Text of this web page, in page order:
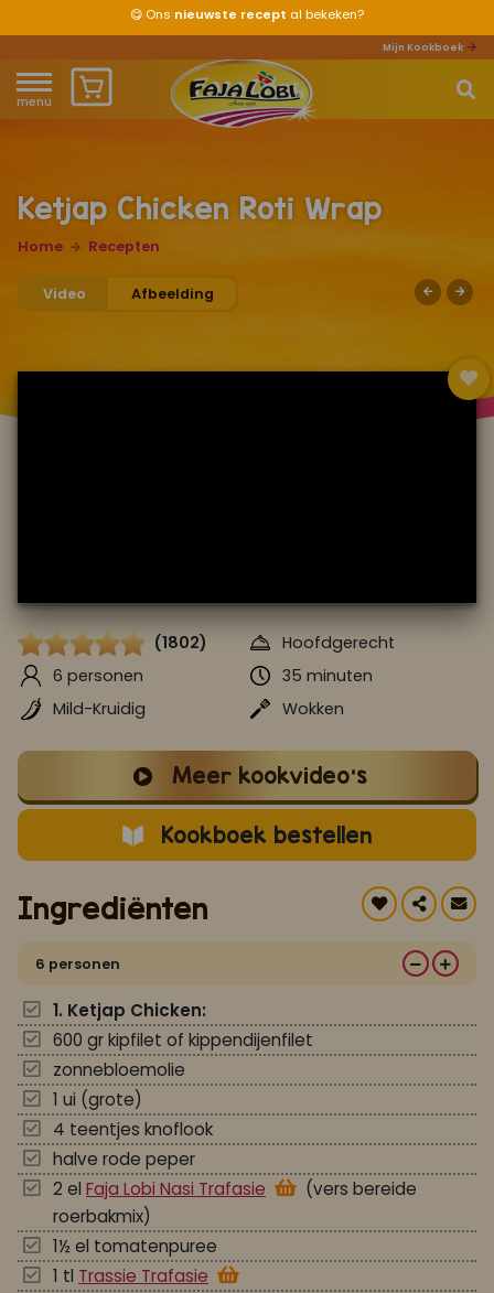
😋 Ons nieuwste recept al bekeken?
Mijn Kookboek
menu
Waar ben je naar op zoek?
Home
Over ons
Producten
Ofklik hierom je aan te melden voor Mijn Kookboek.
Ketjap Chicken Roti Wrap
Home Recepten
Video Afbeelding
(1802)
Hoofdgerecht
6 personen
35 minuten
Mild-Kruidig
Wokken
Meer kookvideo's
Kookboek bestellen
Ingrediënten
6 personen
1. Ketjap Chicken:
600 gr kipfilet of kippendijenfilet
zonnebloemolie
1 ui (grote)
4 teentjes knoflook
halve rode peper
2 el Faja Lobi Nasi Trafasie
(vers bereide
roerbakmix)
1½ el tomatenpuree
1 tl Trassie Trafasie